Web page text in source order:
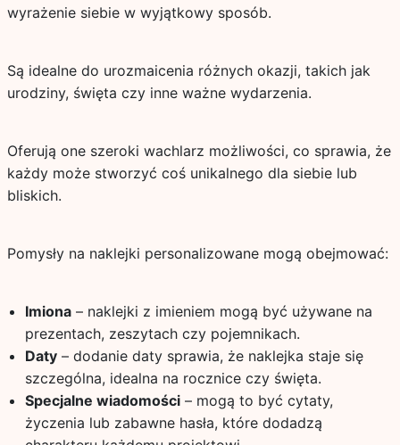
wyrażenie siebie w wyjątkowy sposób.
Są idealne do urozmaicenia różnych okazji, takich jak
urodziny, święta czy inne ważne wydarzenia.
Oferują one szeroki wachlarz możliwości, co sprawia, że
każdy może stworzyć coś unikalnego dla siebie lub
bliskich.
Pomysły na naklejki personalizowane mogą obejmować:
Imiona– naklejki z imieniem mogą być używane na
prezentach, zeszytach czy pojemnikach.
Daty– dodanie daty sprawia, że naklejka staje się
szczególna, idealna na rocznice czy święta.
Specjalne wiadomości– mogą to być cytaty,
życzenia lub zabawne hasła, które dodadzą